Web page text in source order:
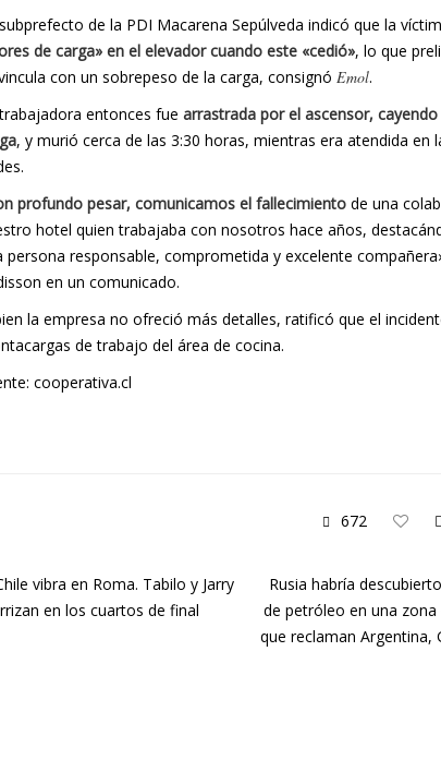
de la PDI Macarena Sepúlveda indicó que la
de carga» en el elevador cuando este «cedió», lo que
con un sobrepeso de la carga, consignó Emol.
entonces fue arrastrada por el ascensor,
, y murió cerca de las 3:30 horas, mientras era atendida en
profundo pesar, comunicamos el fallecimiento de una
hotel quien trabajaba con nosotros hace años,
persona responsable, comprometida y excelente
en un comunicado.
la empresa no ofreció más detalles, ratificó que el
de trabajo del área de cocina.
cooperativa.cl
672
vibra en Roma. Tabilo y Jarry
en los cuartos de final
Rusia habría
de petróleo en una zona
que reclaman Argentina,